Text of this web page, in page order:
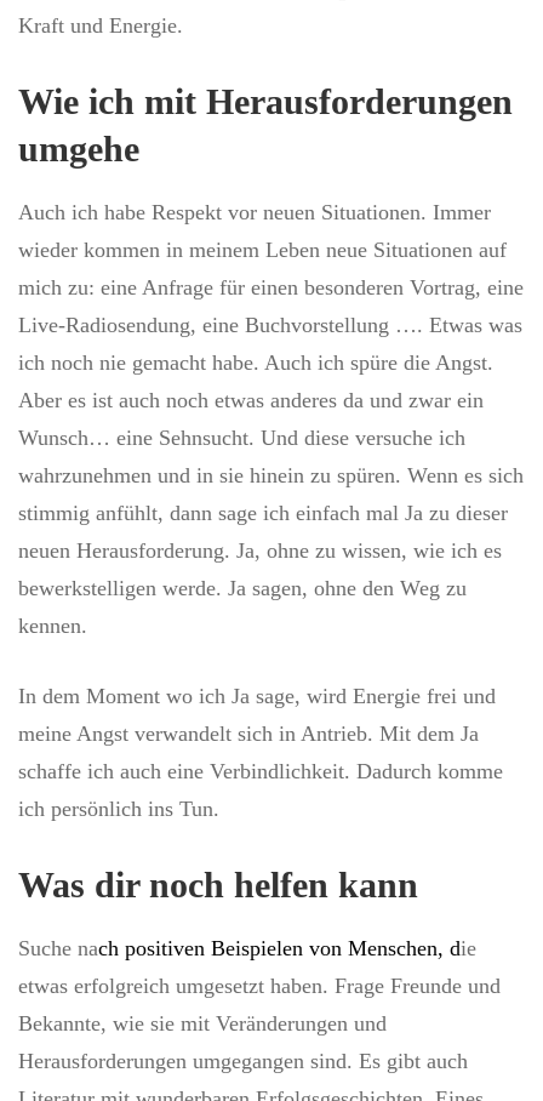
Kraft und Energie.
Wie ich mit Herausforderungen
umgehe
Auch ich habe Respekt vor neuen Situationen. Immer
wieder kommen in meinem Leben neue Situationen auf
mich zu: eine Anfrage für einen besonderen Vortrag, eine
Live-Radiosendung, eine Buchvorstellung …. Etwas was
ich noch nie gemacht habe. Auch ich spüre die Angst.
Aber es ist auch noch etwas anderes da und zwar ein
Wunsch… eine Sehnsucht. Und diese versuche ich
wahrzunehmen und in sie hinein zu spüren. Wenn es sich
stimmig anfühlt, dann sage ich einfach mal Ja zu dieser
neuen Herausforderung. Ja, ohne zu wissen, wie ich es
bewerkstelligen werde. Ja sagen, ohne den Weg zu
kennen.
In dem Moment wo ich Ja sage, wird Energie frei und
meine Angst verwandelt sich in Antrieb. Mit dem Ja
schaffe ich auch eine Verbindlichkeit. Dadurch komme
ich persönlich ins Tun.
Was dir noch helfen kann
Suche nach positiven Beispielen von Menschen, die
etwas erfolgreich umgesetzt haben. Frage Freunde und
Bekannte, wie sie mit Veränderungen und
Herausforderungen umgegangen sind. Es gibt auch